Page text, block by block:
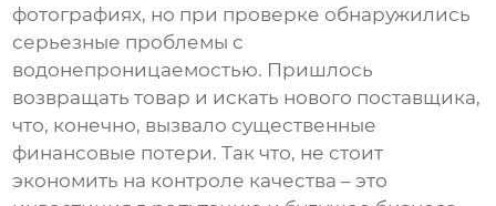
фотографиях, но при проверке обнаружились
серьезные проблемы с
водонепроницаемостью. Пришлось
возвращать товар и искать нового поставщика,
что, конечно, вызвало существенные
финансовые потери. Так что, не стоит
экономить на контроле качества – это